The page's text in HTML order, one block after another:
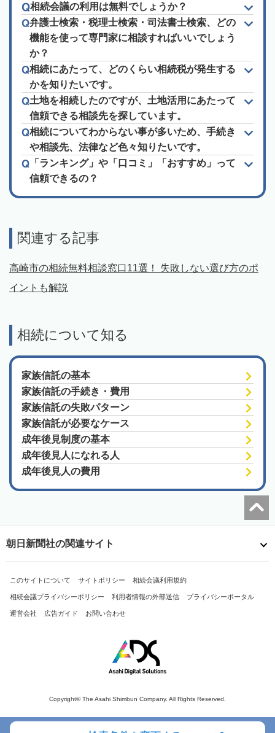
相続会議の利用は無料でしょうか？
弁護士検索・税理士検索・司法書士検索、どの
機能を使って専門家に相談すればいいでしょう
か？
相続にあたって、どのくらい相続税が発生する
かを知りたいです。
土地を相続したのですが、土地活用にあたって
信頼できる相談先を探しています。
相続についてわからない事が多いため、手続き
や相談先、法律など色々知りたいです。
「ランキング」や「口コミ」「おすすめ」って
信頼できるの？
関連する記事
高崎市の相続無料相談窓口11選！ 失敗しない選び方のポ
イントも解説
相続について知る
家族信託の基本
家族信託の手続き・費用
家族信託の失敗パターン
家族信託が必要なケース
成年後見制度の基本
成年後見人になれる人
成年後見人の費用
朝日新聞社の関連サイト
このサイトについて サイトポリシー 相続会議利用規約
相続会議プライバシーポリシー 利用者情報の外部送信 プライバシーポータル
運営会社 広告ガイド お問い合わせ
Copyright© The Asahi Shimbun Company. All Rights Reserved.